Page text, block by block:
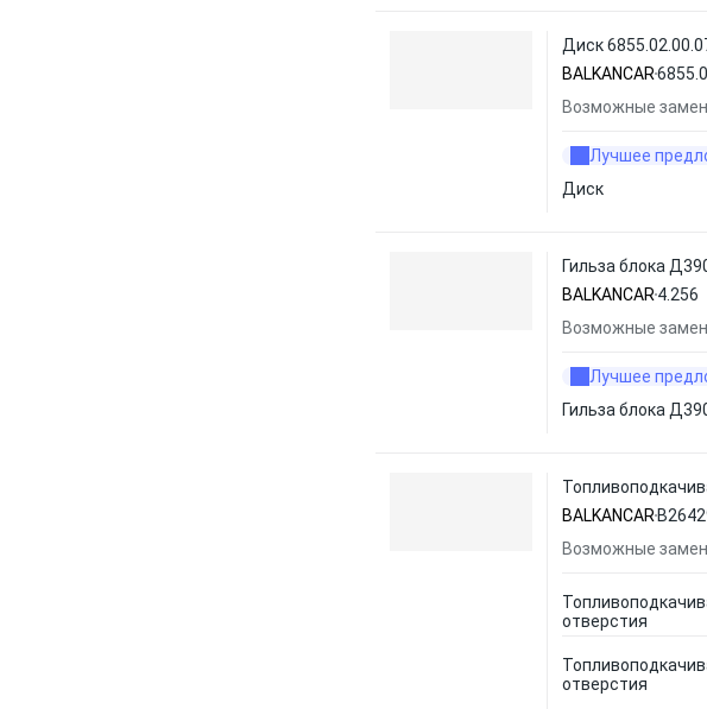
Диск
BALKANCAR
Возможные
Лучшее
Диск
Гильза блока
BALKANCAR 4.256
Возможные
Лучшее
Гильза блока
BALKANCAR
Возможные
отверстия
отверстия